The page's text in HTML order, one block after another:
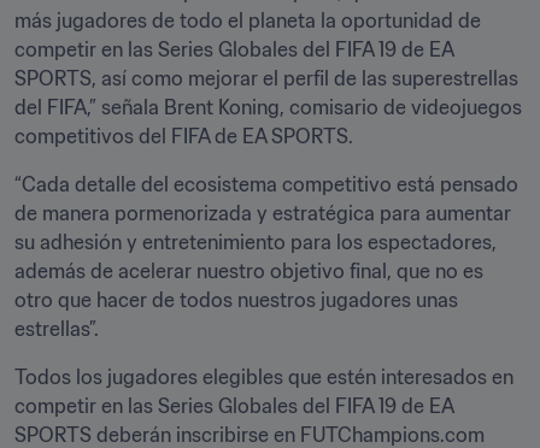
más jugadores de todo el planeta la oportunidad de
competir en las Series Globales del FIFA 19 de EA
SPORTS, así como mejorar el perfil de las superestrellas
del FIFA,” señala Brent Koning, comisario de videojuegos
competitivos del FIFA de EA SPORTS.
“Cada detalle del ecosistema competitivo está pensado
de manera pormenorizada y estratégica para aumentar
su adhesión y entretenimiento para los espectadores,
además de acelerar nuestro objetivo final, que no es
otro que hacer de todos nuestros jugadores unas
estrellas”.
Todos los jugadores elegibles que estén interesados en
competir en las Series Globales del FIFA 19 de EA
SPORTS deberán inscribirse en FUTChampions.com